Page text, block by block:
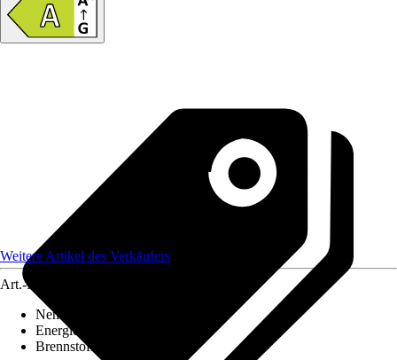
Weitere Artikel des Verkäufers
Art.-Nr.
Nennwärmeleistung
Energieeffizienzklasse
Brennstoff